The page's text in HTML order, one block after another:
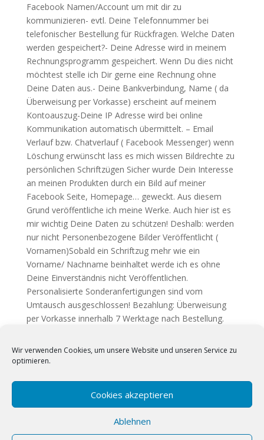
Wir verwenden Cookies, um unsere Website und unseren Service zu
optimieren.
Cookies akzeptieren
Ablehnen
Facebook Namen/Account um mit dir zu
kommunizieren- evtl. Deine Telefonnummer bei
telefonischer Bestellung für Rückfragen. Welche Daten
werden gespeichert?- Deine Adresse wird in meinem
Rechnungsprogramm gespeichert. Wenn Du dies nicht
möchtest stelle ich Dir gerne eine Rechnung ohne
Deine Daten aus.- Deine Bankverbindung, Name ( da
Überweisung per Vorkasse) erscheint auf meinem
Kontoauszug-Deine IP Adresse wird bei online
Kommunikation automatisch übermittelt. – Email
Verlauf bzw. Chatverlauf ( Facebook Messenger) wenn
Löschung erwünscht lass es mich wissen Bildrechte zu
persönlichen Schriftzügen Sicher wurde Dein Interesse
an meinen Produkten durch ein Bild auf meiner
Facebook Seite, Homepage… geweckt. Aus diesem
Grund veröffentliche ich meine Werke. Auch hier ist es
mir wichtig Deine Daten zu schützen! Deshalb: werden
nur nicht Personenbezogene Bilder Veröffentlicht (
Vornamen)Sobald ein Schriftzug mehr wie ein
Vorname/ Nachname beinhaltet werde ich es ohne
Deine Einverständnis nicht Veröffentlichen.
Personalisierte Sonderanfertigungen sind vom
Umtausch ausgeschlossen! Bezahlung: Überweisung
per Vorkasse innerhalb 7 Werktage nach Bestellung.
je nach Auftragslage meist zw. 2-4 Wochen. Ungefähre
Lieferzeit geben wir Dir bei der Bestellung bekannt.
AGB
Impressum
Datenschutzerklärung
Haftungsausschluss
Das solltest du wissen!
Cookie-Richtlinie (EU)